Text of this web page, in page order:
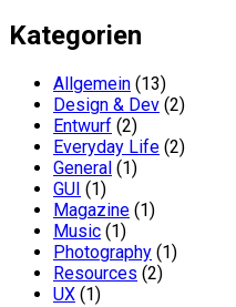
Kategorien
Allgemein (13)
Design & Dev (2)
Entwurf (2)
Everyday Life (2)
General (1)
GUI (1)
Magazine (1)
Music (1)
Photography (1)
Resources (2)
UX (1)